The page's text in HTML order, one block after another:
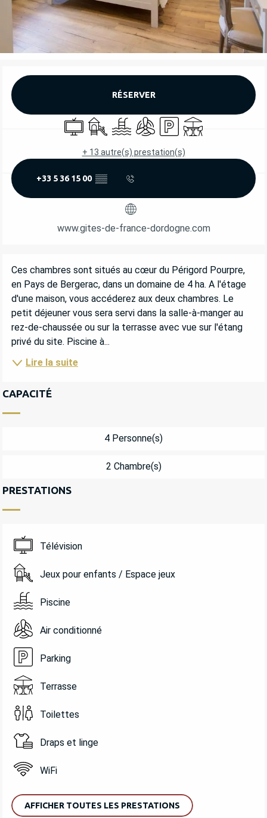
OUVERTURE ET COORDONNÉES
RÉSERVER
TélévisionJeux pour enfants / Espace jeux
PiscineAir conditionné
ParkingTerrasse
+ 13 autre(s) prestation(s)
+33 5 36 15 00 ▒▒
www.gites-de-france-dordogne.com
DESCRIPTION
Ces chambres sont situés au cœur du Périgord Pourpre,
en Pays de Bergerac, dans un domaine de 4 ha. A l'étage
d'une maison, vous accéderez aux deux chambres. Le
petit déjeuner vous sera servi dans la salle-à-manger au
rez-de-chaussée ou sur la terrasse avec vue sur l'étang
privé du site. Piscine à...
Lire la suite
CAPACITÉ
4 Personne(s)
2 Chambre(s)
PRESTATIONS
Télévision
Jeux pour enfants / Espace jeux
Piscine
Air conditionné
Parking
Terrasse
Toilettes
Draps et linge
WiFi
AFFICHER TOUTES LES PRESTATIONS